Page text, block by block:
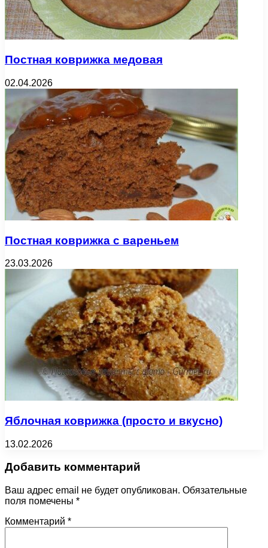
Постная коврижка медовая
02.04.2026
Постная коврижка с вареньем
23.03.2026
Яблочная коврижка (просто и вкусно)
13.02.2026
Добавить комментарий
Ваш адрес email не будет опубликован. Обязательные
поля помечены *
Комментарий *